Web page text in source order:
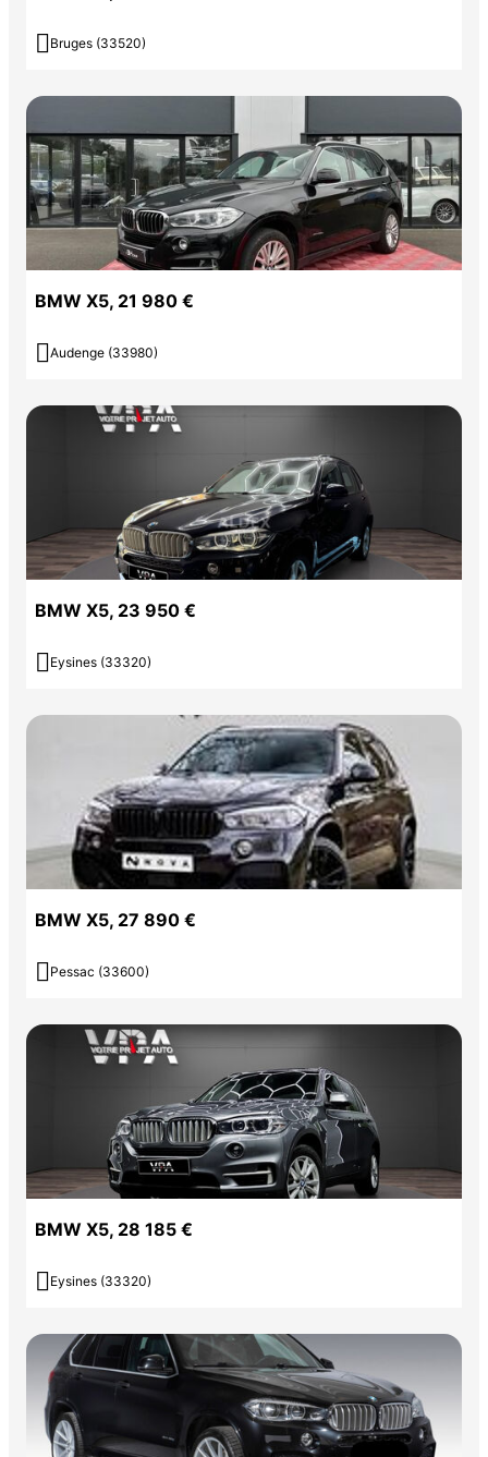
Une recherche personnalisée est possible si vous souhaitez un
Pour toute demande de réservation, merci de contacter l'agence.
Couleur
Noir
Puissance réelle
394
Vignette Crit’Air
 Bruges (33520)
BMW X5, 21 980 €
 Audenge (33980)
BMW X5, 23 950 €
 Eysines (33320)
BMW X5, 27 890 €
 Pessac (33600)
BMW X5, 28 185 €
 Eysines (33320)